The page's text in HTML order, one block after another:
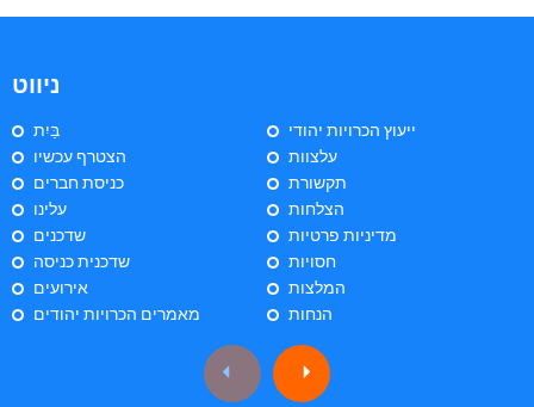
ניווט
בַּיִת
הצטרף עכשיו
כניסת חברים
עלינו
שדכנים
שדכנית כניסה
אירועים
מאמרים הכרויות יהודים
ייעוץ הכרויות יהודי
עלצוות
תקשורת
הצלחות
מדיניות פרטיות
חסויות
המלצות
הנחות